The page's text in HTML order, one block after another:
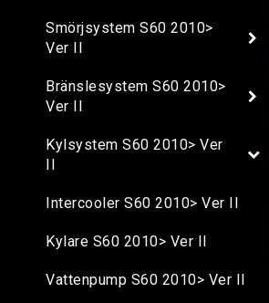
Smörjsystem S60 2010>
Ver II
Bränslesystem S60 2010>
Ver II
Kylsystem S60 2010> Ver
Intercooler S60 2010> Ver II
Kylare S60 2010> Ver II
Vattenpump S60 2010> Ver II